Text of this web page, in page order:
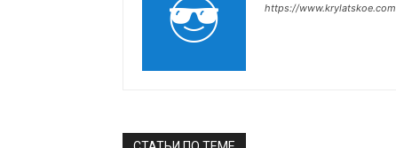
https://www.krylatskoe.com